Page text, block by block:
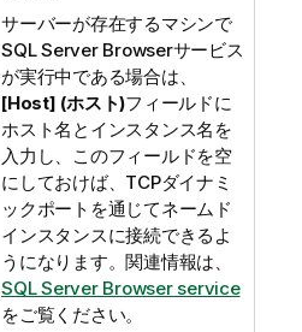
サーバーが存在するマシンで
SQL Server Browserサービス
が実行中である場合は、
[Host] (ホスト)フィールドに
ホスト名とインスタンス名を
入力し、このフィールドを空
にしておけば、TCPダイナミ
ックポートを通じてネームド
インスタンスに接続できるよ
うになります。関連情報は、
SQL Server Browser service
をご覧ください。